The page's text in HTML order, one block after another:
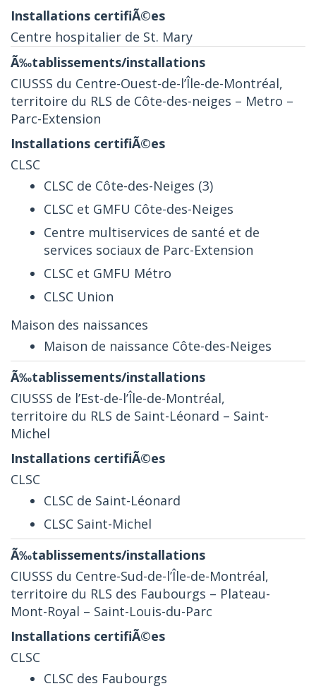
Centre hospitalier de St. Mary
CIUSSS du Centre-Ouest-de-l’Île-de-Montréal,
territoire du RLS de Côte-des-neiges – Metro –
Parc-Extension
CLSC
CLSC de Côte-des-Neiges (3)
CLSC et GMFU Côte-des-Neiges
Centre multiservices de santé et de
services sociaux de Parc-Extension
CLSC et GMFU Métro
CLSC Union
Maison des naissances
Maison de naissance Côte-des-Neiges
CIUSSS de l’Est-de-l’Île-de-Montréal,
territoire du RLS de Saint-Léonard – Saint-
Michel
CLSC
CLSC de Saint-Léonard
CLSC Saint-Michel
CIUSSS du Centre-Sud-de-l’Île-de-Montréal,
territoire du RLS des Faubourgs – Plateau-
Mont-Royal – Saint-Louis-du-Parc
CLSC
CLSC des Faubourgs